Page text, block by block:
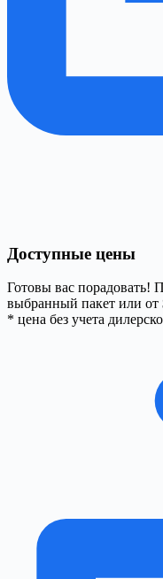
Доступные цены
Готовы вас порадовать!
выбранный пакет или от
* цена без учета